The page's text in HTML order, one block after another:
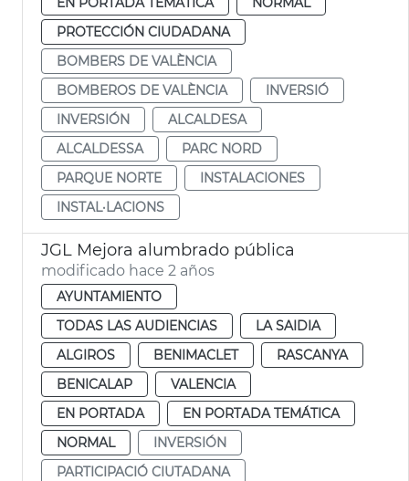
PROTECCIÓN CIUDADANA
BOMBERS DE VALÈNCIA
BOMBEROS DE VALÈNCIA
INVERSIÓ
INVERSIÓN
ALCALDESA
ALCALDESSA
PARC NORD
PARQUE NORTE
INSTALACIONES
INSTAL·LACIONS
JGL Mejora alumbrado pública
modificado hace 2 años
AYUNTAMIENTO
TODAS LAS AUDIENCIAS
LA SAIDIA
ALGIROS
BENIMACLET
RASCANYA
BENICALAP
VALENCIA
EN PORTADA
EN PORTADA TEMÁTICA
NORMAL
INVERSIÓN
PARTICIPACIÓ CIUTADANA